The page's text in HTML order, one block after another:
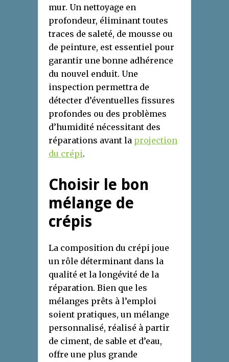
mur. Un nettoyage en
profondeur, éliminant toutes
traces de saleté, de mousse ou
de peinture, est essentiel pour
garantir une bonne adhérence
du nouvel enduit. Une
inspection permettra de
détecter d’éventuelles fissures
profondes ou des problèmes
d’humidité nécessitant des
réparations avant la projection
du crépi.
Choisir le bon
mélange de
crépis
La composition du crépi joue
un rôle déterminant dans la
qualité et la longévité de la
réparation. Bien que les
mélanges prêts à l’emploi
soient pratiques, un mélange
personnalisé, réalisé à partir
de ciment, de sable et d’eau,
offre une plus grande